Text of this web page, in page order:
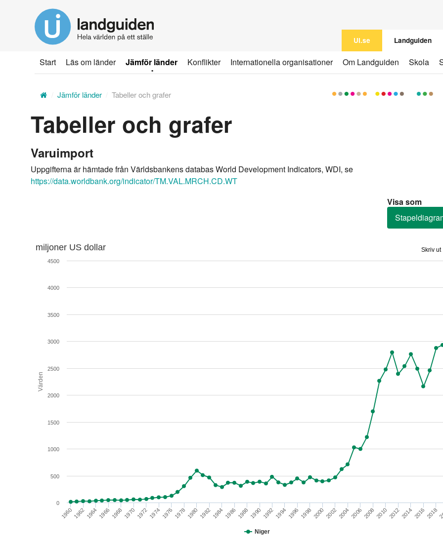
huvudinnehållet
UI.se Landguiden
Start Läs om länder Jämför länder Konflikter Internationella organisationer Om Landguiden Skola
Jämför länder Tabeller och grafer
Tabeller och grafer
Varuimport
Uppgifterna är hämtade från Världsbankens databas World Development Indicators, WDI, se
https://data.worldbank.org/indicator/TM.VAL.MRCH.CD.WT
Visa som
Skriv ut
Värden
miljoner US dollar
Niger
196019621964 1966 1968 1970 19721974 1976 1978 1980 19821984 1986 1988 1990 19921994 1996 1998 2000 20022004 2006 2008 2010 20122014 2016 2018
0
500
1000
1500
2000
2500
3000
3500
4000
4500